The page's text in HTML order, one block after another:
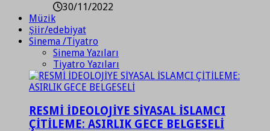
30/11/2022
Müzik
Şiir/edebiyat
Sinema /Tiyatro
Sinema Yazıları
Tiyatro Yazıları
RESMİ İDEOLOJİYE SİYASAL İSLAMCI
ÇİTİLEME: ASIRLIK GECE BELGESELİ